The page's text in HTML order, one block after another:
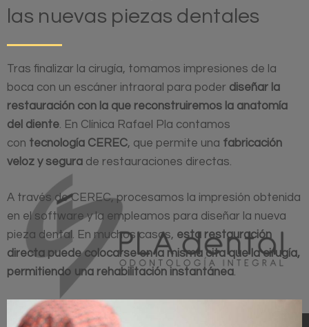
las nuevas piezas dentales
Tras finalizar la cirugía, tomamos impresiones de la
boca con un escáner intraoral para poder diseñar la
restauración con la que reconstruiremos la anatomía
del diente. En Clínica Rafael Pla contamos
con tecnología CEREC, que permite una fabricación
veloz y segura de restauraciones directas.
A través de CEREC, procesamos la impresión obtenida
en el software y la empleamos para diseñar la nueva
pieza dental. En muchos casos, esta restauración
directa puede colocarse en la misma cita que la cirugía,
permitiendo una rehabilitación instantánea.